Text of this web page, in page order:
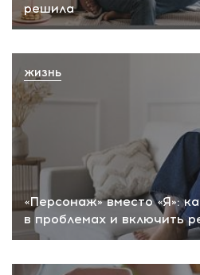
решила
«Персонаж» вместо «Я»:
в проблемах и включить
ЖИЗНЬ